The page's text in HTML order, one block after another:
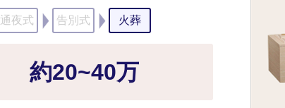
通夜式 告別式 火葬
約20~40万